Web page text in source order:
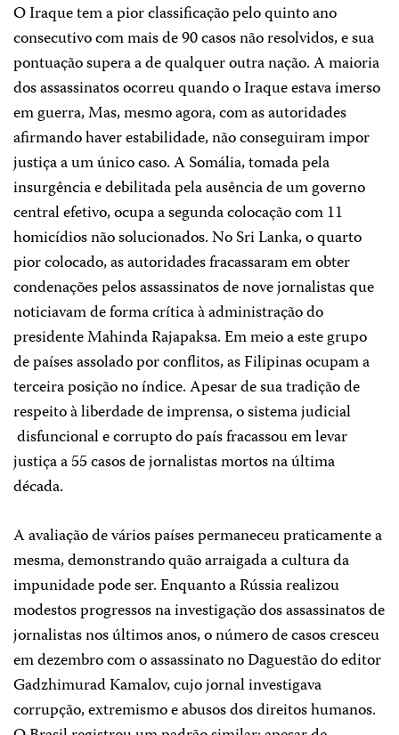
O Iraque tem a pior classificação pelo quinto ano
consecutivo com mais de 90 casos não resolvidos, e sua
pontuação supera a de qualquer outra nação. A maioria
dos assassinatos ocorreu quando o Iraque estava imerso
em guerra, Mas, mesmo agora, com as autoridades
afirmando haver estabilidade, não conseguiram impor
justiça a um único caso. A Somália, tomada pela
insurgência e debilitada pela ausência de um governo
central efetivo, ocupa a segunda colocação com 11
homicídios não solucionados. No Sri Lanka, o quarto
pior colocado, as autoridades fracassaram em obter
condenações pelos assassinatos de nove jornalistas que
noticiavam de forma crítica à administração do
presidente Mahinda Rajapaksa. Em meio a este grupo
de países assolado por conflitos, as Filipinas ocupam a
terceira posição no índice. Apesar de sua tradição de
respeito à liberdade de imprensa, o sistema judicial
disfuncional e corrupto do país fracassou em levar
justiça a 55 casos de jornalistas mortos na última
década.
A avaliação de vários países permaneceu praticamente a
mesma, demonstrando quão arraigada a cultura da
impunidade pode ser. Enquanto a Rússia realizou
modestos progressos na investigação dos assassinatos de
jornalistas nos últimos anos, o número de casos cresceu
em dezembro com o assassinato no Daguestão do editor
Gadzhimurad Kamalov, cujo jornal investigava
corrupção, extremismo e abusos dos direitos humanos.